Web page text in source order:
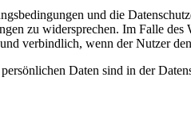
und die
zu widersprechen. Im Falle
verbindlich, wenn der Nutzer
Daten sind in der